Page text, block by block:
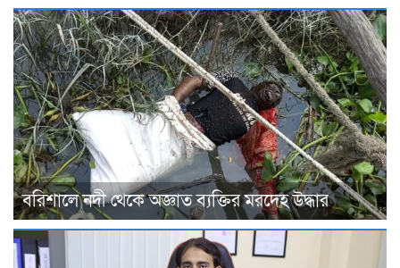
বরিশালে নদী থেকে অজ্ঞাত ব্যক্তির মরদেহ উদ্ধার